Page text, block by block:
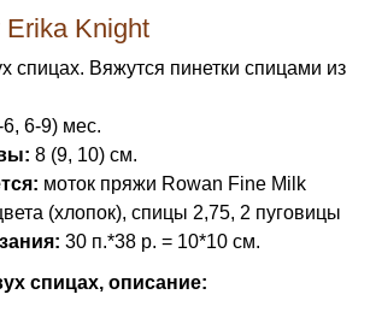
Erika Knight
спицах. Вяжутся пинетки спицами из
6-9) мес.
8 (9, 10) см.
моток пряжи Rowan Fine Milk
(хлопок), спицы 2,75, 2 пуговицы
30 п.*38 р. = 10*10 см.
спицах, описание: